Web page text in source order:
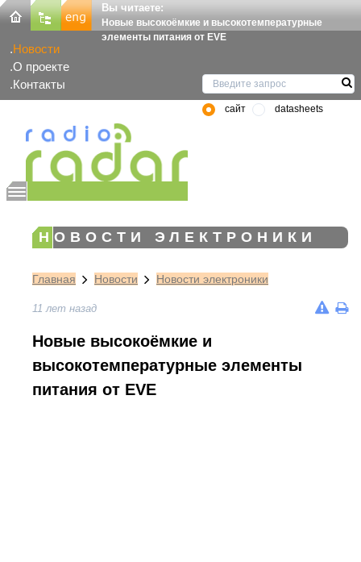
Вы читаете:
Новые высокоёмкие и высокотемпературные
элементы питания от EVE
Новости
О проекте
Контакты
сайт datasheets
НОВОСТИ ЭЛЕКТРОНИКИ
Главная Новости Новости электроники
11 лет назад
Новые высокоёмкие и
высокотемпературные элементы
питания от EVE